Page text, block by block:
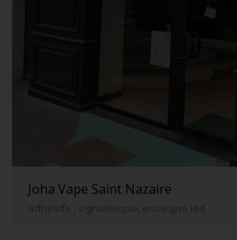
Joha Vape Saint Nazaire
adhésifs , signaletique, enseigne led